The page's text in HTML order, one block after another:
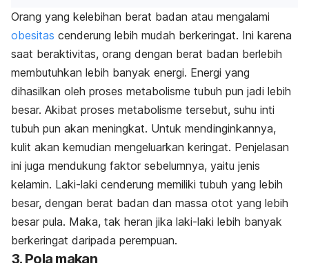
Orang yang kelebihan berat badan atau mengalami
obesitas cenderung lebih mudah berkeringat. Ini karena
saat beraktivitas, orang dengan berat badan berlebih
membutuhkan lebih banyak energi. Energi yang
dihasilkan oleh proses metabolisme tubuh pun jadi lebih
besar. Akibat proses metabolisme tersebut, suhu inti
tubuh pun akan meningkat. Untuk mendinginkannya,
kulit akan kemudian mengeluarkan keringat. Penjelasan
ini juga mendukung faktor sebelumnya, yaitu jenis
kelamin. Laki-laki cenderung memiliki tubuh yang lebih
besar, dengan berat badan dan massa otot yang lebih
besar pula. Maka, tak heran jika laki-laki lebih banyak
berkeringat daripada perempuan.
3. Pola makan